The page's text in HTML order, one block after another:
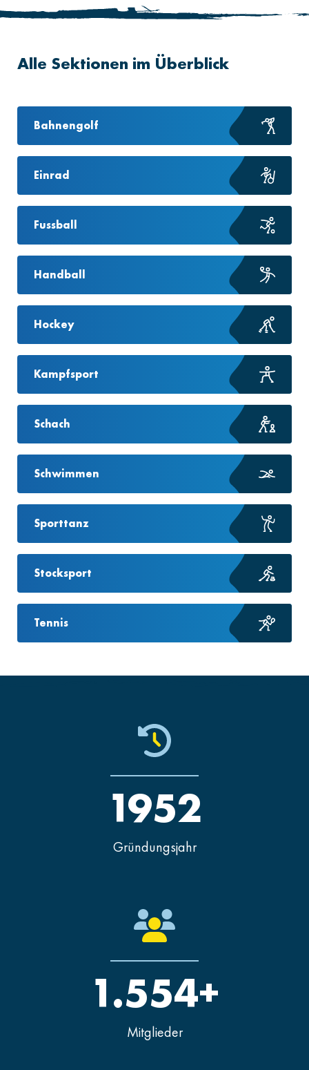
Alle Sektionen im Überblick
Bahnengolf
Einrad
Fussball
Handball
Hockey
Kampfsport
Schach
Schwimmen
Sporttanz
Stocksport
Tennis
Gründungsjahr
1952
Mitglieder
1.554+